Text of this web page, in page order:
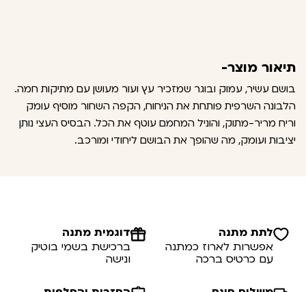
תיאור מוצר-
בושם עשיר, עמוק ובוגר שמזכיר עץ ועור מעושן עם מתיקות חמה.
הלבונה השרפית פותחת את הניחוח, הקפה השחור מוסיף עומק
וריח מריר-מתוק, והוניל המחמם עוטף את הכל. הבסיס העצי נותן
יציבות ועומק, מה שהופך את הבושם ליחודי ומורכב.
לתת מתנה
אפשרות לארוז כמתנה
עם כרטיס ברכה
דוגמית מתנה
ברכישת בשמי בוטיק
ונישה